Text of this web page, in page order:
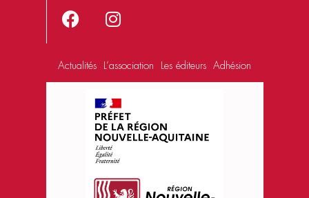
Actualités L’association Les éditeurs Adhésion